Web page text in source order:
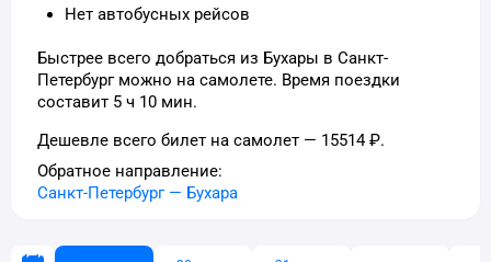
Нет автобусных рейсов
Быстрее всего добраться из Бухары в Санкт-
Петербург можно на самолете. Время поездки
составит 5 ч 10 мин.
Дешевле всего билет на самолет — 15514 ₽.
Обратное направление:
Санкт-Петербург— Бухара